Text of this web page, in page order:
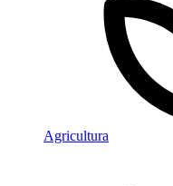
Agricultura